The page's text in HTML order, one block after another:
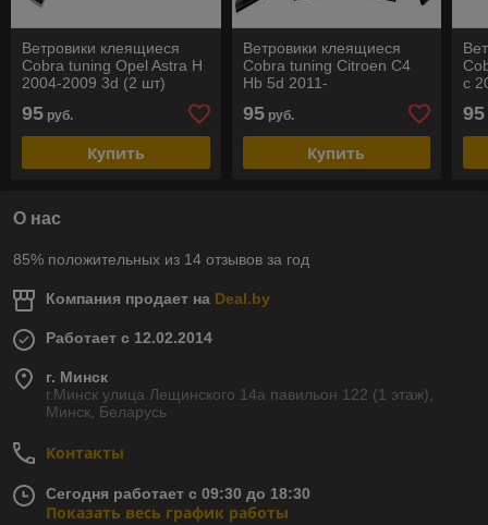
Ветровики клеящиеся
Cobra tuning Opel Astra H
2004-2009 3d (2 шт)
95 руб.
Купить
Ветровики клеящиеся
Cobra tuning Citroen C4
Hb 5d 2011-
95руб.
Купить
с
95
О нас
85% положительных из 14 отзывов за год
Компания продает на Deal.by
Работает с 12.02.2014
г. Минск
г.Минск улица Лещинского 14а павильон 122 (1 этаж),
Минск, Беларусь
Контакты
Сегодня работает с 09:30 до 18:30
Показать весь график работы